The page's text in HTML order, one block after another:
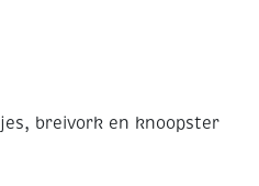
breivork en knoopster